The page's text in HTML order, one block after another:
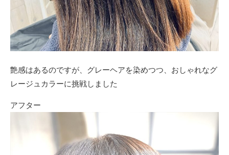
艶感はあるのですが、グレーヘアを染めつつ、おしゃれなグ
レージュカラーに挑戦しました
アフター